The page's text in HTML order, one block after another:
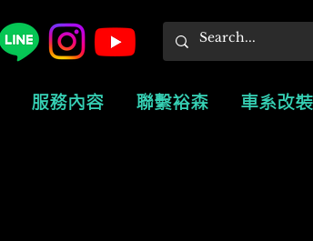
服務內容 聯繫裕森 車系改裝